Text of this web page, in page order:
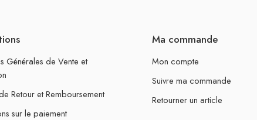
Générales de Vente et
Retour et Remboursement
sur le paiement
Ma commande
Mon compte
Suivre ma commande
Retourner un article